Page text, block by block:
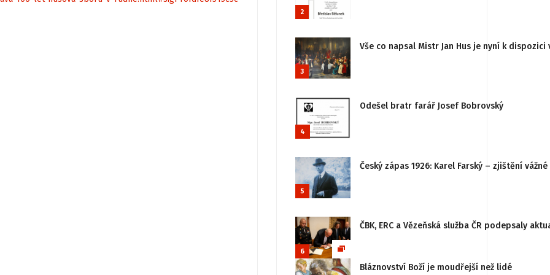
2
3
Vše co napsal Mistr Jan Hus je nyní k
4
Odešel bratr farář Josef Bobrovský
5
Český zápas 1926: Karel Farský – zjištění
6
ČBK, ERC a Vězeňská služba ČR podepsaly
Bláznovství Boží je moudřejší než lidé